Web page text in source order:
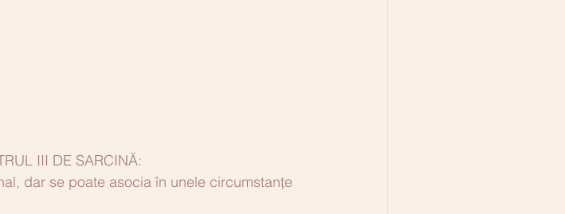
III DE SARCINĂ:
dar se poate asocia în unele circumstanțe